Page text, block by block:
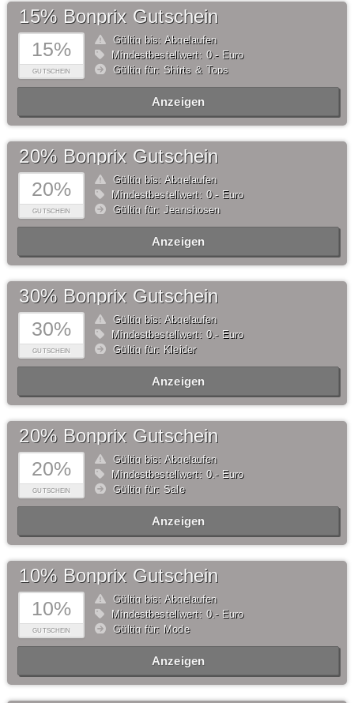
15%
GUTSCHEIN
15% Bonprix Gutschein
Gültig bis: Abgelaufen
Mindestbestellwert: 0,- Euro
Gültig für: Shirts & Tops
Anzeigen
20%
GUTSCHEIN
20% Bonprix Gutschein
Gültig bis: Abgelaufen
Mindestbestellwert: 0,- Euro
Gültig für: Jeanshosen
Anzeigen
30%
GUTSCHEIN
30% Bonprix Gutschein
Gültig bis: Abgelaufen
Mindestbestellwert: 0,- Euro
Gültig für: Kleider
Anzeigen
20%
GUTSCHEIN
20% Bonprix Gutschein
Gültig bis: Abgelaufen
Mindestbestellwert: 0,- Euro
Gültig für: Sale
Anzeigen
10%
GUTSCHEIN
10% Bonprix Gutschein
Gültig bis: Abgelaufen
Mindestbestellwert: 0,- Euro
Gültig für: Mode
Anzeigen